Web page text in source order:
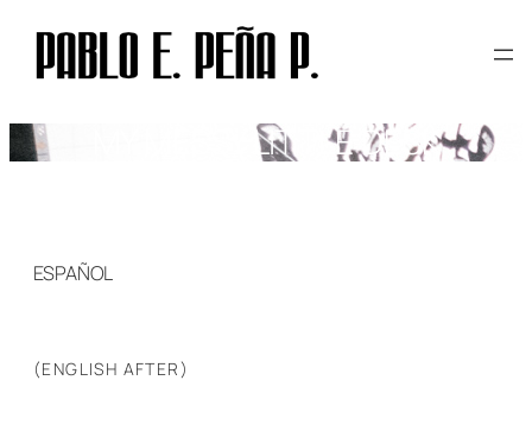
MY MESSY LITTLE DESK
ESPAÑOL
(ENGLISH AFTER)